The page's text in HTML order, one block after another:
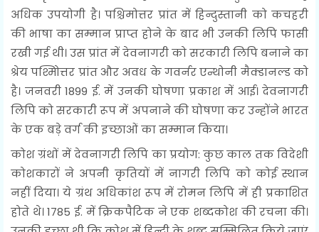
अधिक उपयोगी है। पश्चिमोत्तर प्रांत में हिन्दुस्तानी को कचहरी
की भाषा का सम्मान प्राप्त होने के बाद भी उनकी लिपि फासी
रखी गई थी। उस प्रांत में देवनागरी को सरकारी लिपि बनाने का
श्रेय पश्मिोत्तर प्रांत और अवध के गवर्नर एन्थोनी मैक्डानल्ड को
है। जनवरी 1899 ई. में उनकी घोषणा प्रकाश में आई। देवनागरी
लिपि को सरकारी रूप में अपनाने की घोषणा कर उन्होंने भारत
के एक बड़े वर्ग की इच्छाओं का सम्मान किया।
कोश ग्रंथों में देवनागरी लिपि का प्रयोग: कुछ काल तक विदेशी
कोशकारों ने अपनी कृतियों में नागरी लिपि को कोई स्थान
नहीं दिया। ये ग्रंथ अधिकांश रूप में रोमन लिपि में ही प्रकाशित
होते थे। 1785 ई. में क्रिकपैटिक ने एक शब्दकोश की रचना की।